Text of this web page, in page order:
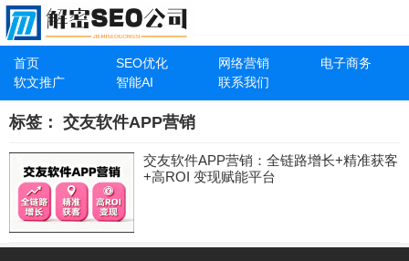
首页 SEO优化 网络营销
电子商务
软文推广
智能AI 联系我们
标签： 交友软件APP营销
交友软件APP营销：全链路增长+精准获客
+高ROI 变现赋能平台